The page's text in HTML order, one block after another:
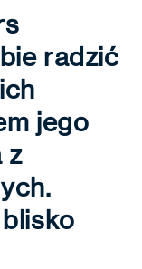
radzić
jego
z